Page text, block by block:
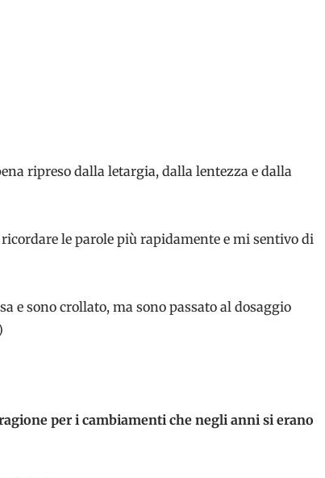
ripreso dalla letargia, dalla lentezza e dalla
le parole più rapidamente e mi sentivo di
e sono crollato, ma sono passato al dosaggio
per i cambiamenti che negli anni si erano